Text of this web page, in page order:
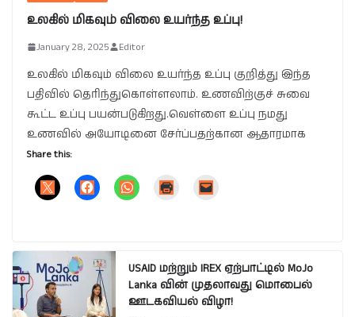
உலகில் மிகவும் விலை உயர்ந்த உப்பு!
January 28, 2025 Editor
உலகில் மிகவும் விலை உயர்ந்த உப்பு குறித்து இந்த
பதிவில் தெரிந்துகொள்ளலாம். உணவிற்குச் சுவை
கூட்ட உப்பு பயன்படுகிறது.வெள்ளை உப்பு நமது
உணவில் அயோடினை சேர்ப்பதற்கான ஆதாரமாக
Share this:
USAID மற்றும் IREX ஏற்பாட்டில் MoJo
Lanka வின் முதலாவது மொபைல்
ஊடகவியல் விழா!